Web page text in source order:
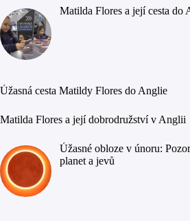
Matilda Flores a její cesta do
Úžasná cesta Matildy Flores do Anglie
Matilda Flores a její dobrodružství v Anglii
Úžasné obloze v únoru:
planet a jevů